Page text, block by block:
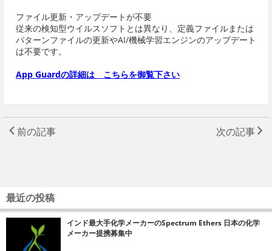
ファイル更新・アップデートが不要
従来の検知型ウイルスソフトとは異なり、定義ファイルまたは
パターンファイルの更新やAI/機械学習エンジンのアップデート
は不要です。
App Guardの詳細は こちらを御覧下さい
前の記事 次の記事
最近の投稿
インド最大手化学メーカーのSpectrum Ethers 日本の化学
メーカー提携募集中